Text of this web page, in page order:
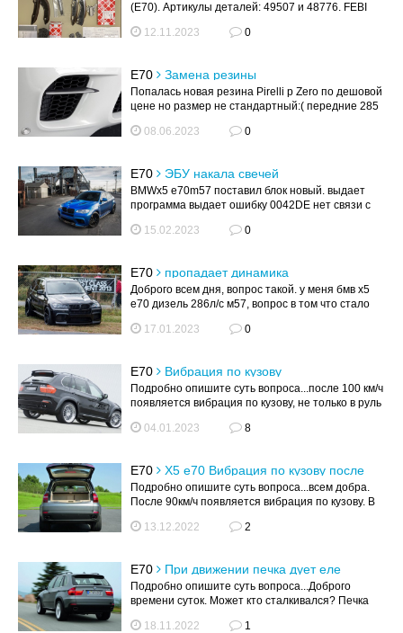
(E70). Артикулы деталей: 49507 и 48776. FEBI
12.11.2023
0
E70 Замена резины
Попалась новая резина Pirelli p Zero по дешовой
цене но размер не стандартный:( передние 285
08.06.2023
0
E70 ЭБУ накала свечей
BMWx5 e70m57 поставил блок новый. выдает
программа выдает ошибку 0042DE нет связи с
15.02.2023
0
E70 пропадает динамика
Доброго всем дня, вопрос такой. у меня бмв х5
е70 дизель 286л/с м57, вопрос в том что стало
17.01.2023
0
E70 Вибрация по кузову
Подробно опишите суть вопроса...после 100 км/ч
появляется вибрация по кузову, не только в руль
04.01.2023
8
E70
Х5 е70 Вибрация по кузову после
90км/ч
Подробно опишите суть вопроса...всем добра.
После 90км/ч появляется вибрация по кузову. В
13.12.2022
2
E70
При движении печка дует еле
тёплым воздухом. При стоянке греет
нормально.
Подробно опишите суть вопроса...Доброго
времени суток. Может кто сталкивался? Печка
18.11.2022
1